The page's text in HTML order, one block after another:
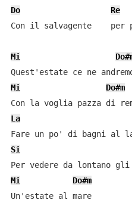
Do
Re
Con il salvagente    per
Mi
Mi
Do#m
La
Si
Mi
Do#m
Un'estate al mare